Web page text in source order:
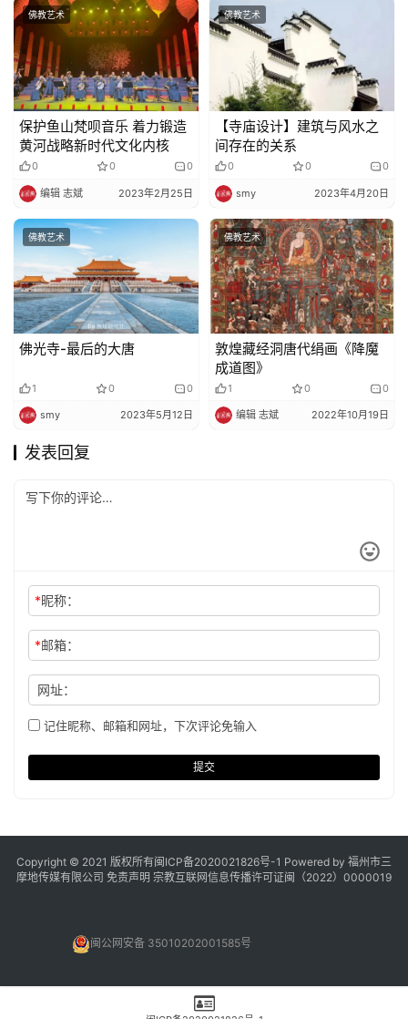
佛教艺术
保护鱼山梵呗音乐 着力锻造
黄河战略新时代文化内核
0 0 0
编辑 志斌 2023年2月25日
佛教艺术
【寺庙设计】建筑与风水之
间存在的关系
0 0 0
smy 2023年4月20日
佛教艺术
佛光寺-最后的大唐
1 0 0
smy 2023年5月12日
佛教艺术
敦煌藏经洞唐代绢画《降魔
成道图》
1 0 0
编辑 志斌 2022年10月19日
发表回复
*昵称：
*邮箱：
网址：
记住昵称、邮箱和网址，下次评论免输入
提交
Copyright © 2021 版权所有闽ICP备2020021826号-1 Powered by 福州市三
摩地传媒有限公司 免责声明 宗教互联网信息传播许可证闽（2022）0000019
闽公网安备 35010202001585号